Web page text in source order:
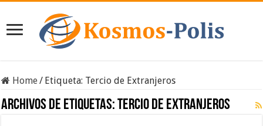
Home/ Etiqueta: Tercio de Extranjeros
Archivos de etiquetas:Tercio de Extranjeros